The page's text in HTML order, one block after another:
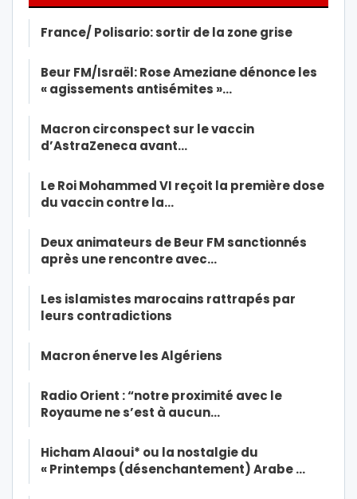
France/ Polisario: sortir de la zone grise
Beur FM/Israël: Rose Ameziane dénonce les
« agissements antisémites »…
Macron circonspect sur le vaccin
d’AstraZeneca avant…
Le Roi Mohammed VI reçoit la première dose
du vaccin contre la…
Deux animateurs de Beur FM sanctionnés
après une rencontre avec…
Les islamistes marocains rattrapés par
leurs contradictions
Macron énerve les Algériens
Radio Orient : “notre proximité avec le
Royaume ne s’est à aucun…
Hicham Alaoui* ou la nostalgie du
« Printemps (désenchantement) Arabe …